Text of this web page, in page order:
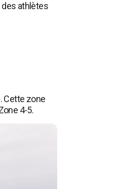
des athlètes
Cette zone
4-5.